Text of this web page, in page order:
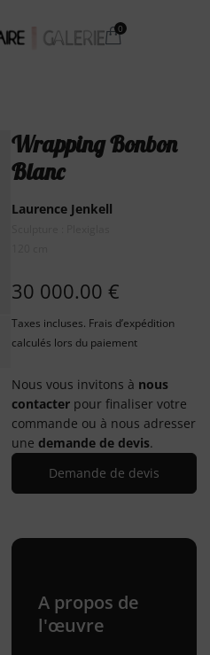
Wrapping Bonbon
Blanc
Laurence Jenkell
30 000.00 €
Taxes incluses. Frais d’expédition
calculés lors du paiement
Nous vous invitons à nous
contacter pour finaliser votre
commande ou à nous adresser
une demande de devis.
Demande de devis
A propos de
l'œuvre